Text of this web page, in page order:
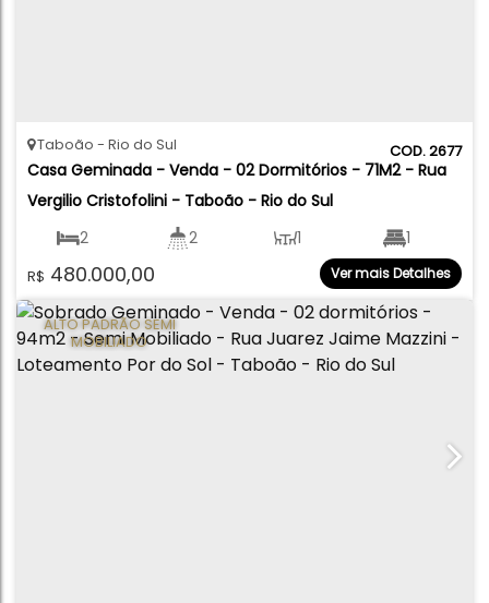
2677
Casa Geminada - Venda - 02 Dormitórios - 71M2 - Rua
Vergilio Cristofolini - Taboão - Rio do Sul
R$ 480.000,00
Taboão Rio do Sul
2 2 1 1
2 Ver mais Detalhes
ALTO PADRÃO SEMI
MOBILIADO